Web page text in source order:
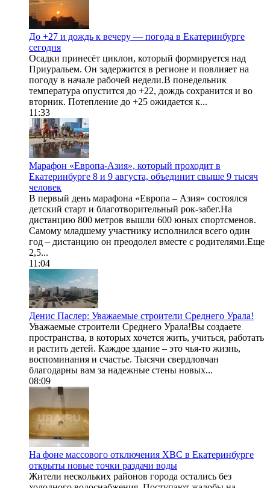
До +27 и дождь к вечеру — погода в Екатеринбурге
сегодня
Осадки принесёт циклон, который формируется над
Приуральем. Он задержится в регионе и повлияет на
погоду в начале рабочей недели.В понедельник
температура опустится до +22, дождь сохранится и во
вторник. Потепление до +25 ожидается к...
11:33
Марафон «Европа-Азия», который проходит в
Екатеринбурге 8 и 9 августа, объединит свыше 9 тысяч
человек
В первый день марафона «Европа – Азия» состоялся
детский старт и благотворительный рок-забег.На
дистанцию 800 метров вышли 600 юных спортсменов.
Самому младшему участнику исполнился всего один
год – дистанцию он преодолел вместе с родителями.Еще
2,5...
11:04
Денис Паслер: Уважаемые строители Среднего Урала!
Уважаемые строители Среднего Урала!Вы создаете
пространства, в которых хочется жить, учиться, работать
и растить детей. Каждое здание – это чья-то жизнь,
воспоминания и счастье. Тысячи свердловчан
благодарны вам за надежные стены новых...
08:09
На фоне массового отключения ХВС в Екатеринбурге
открыты новые точки раздачи воды
Жители нескольких районов города остались без